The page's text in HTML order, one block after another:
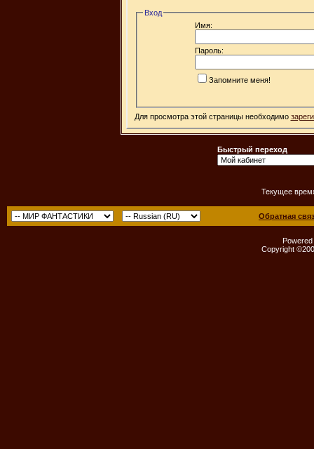
Вход
Имя:
Пароль:
Запомните меня!
Для просмотра этой страницы необходимо
Быстрый переход
Текущее
Обратная
Copyright